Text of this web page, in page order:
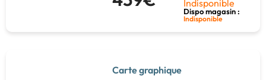
Indisponible
Dispo magasin :
Indisponible
Carte graphique